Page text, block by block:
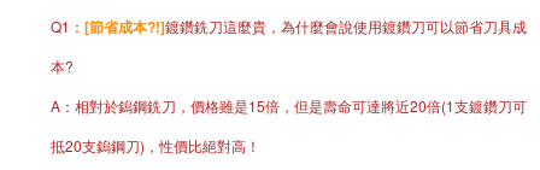
Q1： [節省成本?!]鍍鑽銑刀這麼貴，為什麼會說使用鍍鑽刀可以節省刀具成
本?
A：相對於鎢鋼銑刀，價格雖是15倍，但是壽命可達將近20倍(1支鍍鑽刀可
抵20支鎢鋼刀)，性價比絕對高！